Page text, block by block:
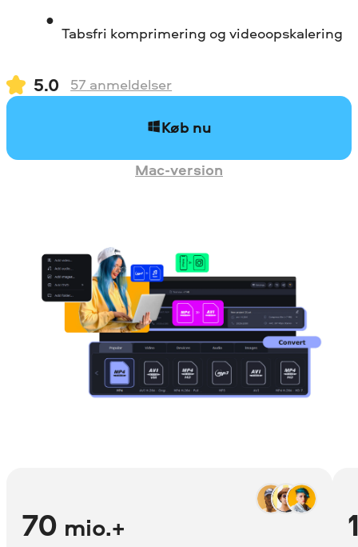
Tabsfri komprimering og videoopskalering
5.0 57 anmeldelser
Køb nu
Mac-version
70 mio.+